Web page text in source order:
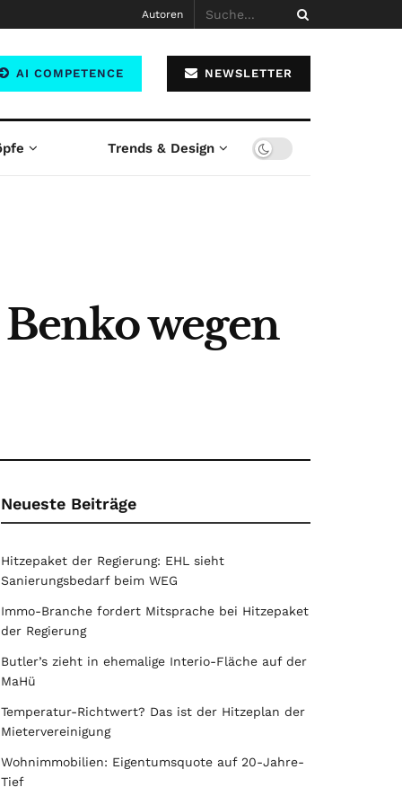
Autoren
AI COMPETENCE NEWSLETTER
Trends & Design
wegen
Neueste Beiträge
Hitzepaket der Regierung: EHL sieht
Sanierungsbedarf beim WEG
Immo-Branche fordert Mitsprache bei Hitzepaket
der Regierung
Butler’s zieht in ehemalige Interio-Fläche auf der
MaHü
Temperatur-Richtwert? Das ist der Hitzeplan der
Mietervereinigung
Wohnimmobilien: Eigentumsquote auf 20-Jahre-
Tief